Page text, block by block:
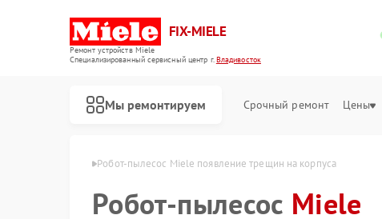
FIX-MIELE
Ремонт устройств Miele
Специализированный cервисный центр г.Владивосток
Мы ремонтируем Срочный ремонт Цены
в Владивостоке Робот-пылесос Miele появление трещин на корпуса
Робот-пылесос Miele